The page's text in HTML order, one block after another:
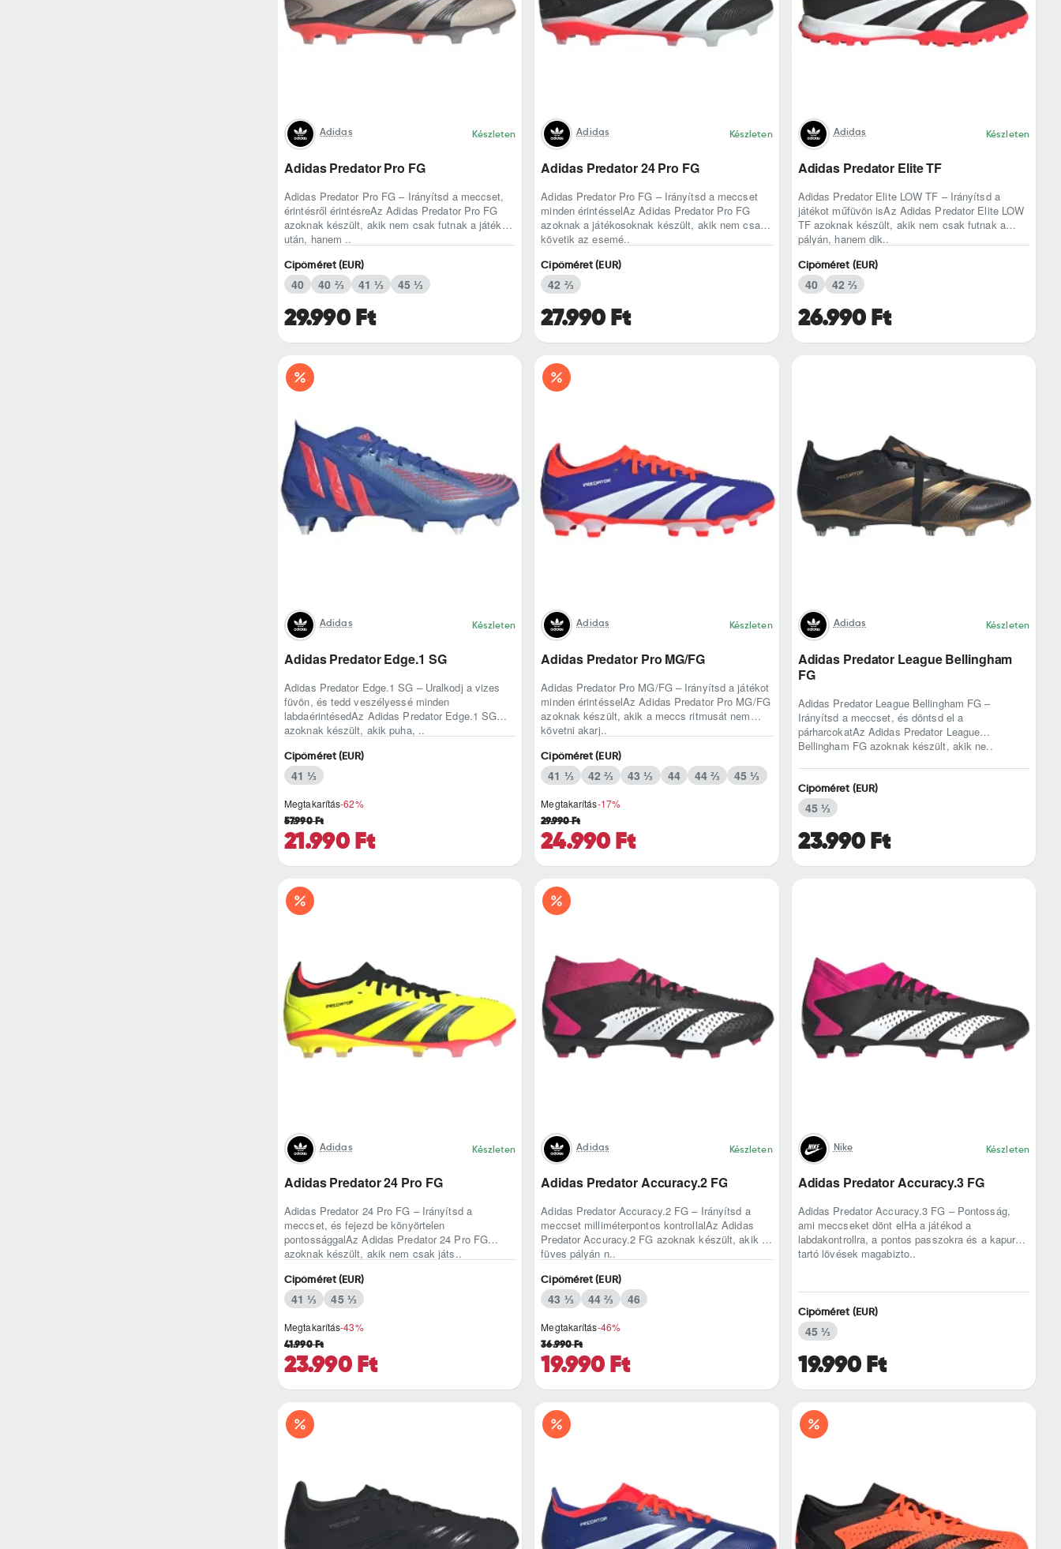
Adidas Készleten
Adidas Predator Pro FG
Adidas Predator Pro FG – Irányítsd a meccset,
érintésről érintésreAz Adidas Predator Pro FG
azoknak készült, akik nem csak futnak a játék
után, hanem ..
29.990 Ft
Cipőméret (EUR)
40 40 ⅔ 41 ⅓ 45 ⅓
Adidas Készleten
Adidas Predator 24 Pro FG
Adidas Predator Pro FG – Irányítsd a meccset
minden érintésselAz Adidas Predator Pro FG
azoknak a játékosoknak készült, akik nem csak
követik az esemé..
27.990 Ft
Cipőméret (EUR)
42 ⅔
Adidas Készleten
Adidas Predator Elite TF
Adidas Predator Elite LOW TF – Irányítsd a
játékot műfüvön isAz Adidas Predator Elite LOW
TF azoknak készült, akik nem csak futnak a
pályán, hanem dik..
26.990 Ft
Cipőméret (EUR)
40 42 ⅔
Adidas Készleten
Adidas Predator Edge.1 SG
Adidas Predator Edge.1 SG – Uralkodj a vizes
füvön, és tedd veszélyessé minden
labdaérintésedAz Adidas Predator Edge.1 SG
azoknak készült, akik puha, ..
Megtakarítás-62%
21.990 Ft
57.990 Ft
Cipőméret (EUR)
41 ⅓
Adidas Készleten
Adidas Predator Pro MG/FG
Adidas Predator Pro MG/FG – Irányítsd a játékot
minden érintésselAz Adidas Predator Pro MG/FG
azoknak készült, akik a meccs ritmusát nem
követni akarj..
Megtakarítás-17%
24.990 Ft
29.990 Ft
Cipőméret (EUR)
41 ⅓ 42 ⅔ 43 ⅓ 44 44 ⅔ 45 ⅓
Adidas Készleten
Adidas Predator League Bellingham
FG
Adidas Predator League Bellingham FG –
Irányítsd a meccset, és döntsd el a
párharcokatAz Adidas Predator League
Bellingham FG azoknak készült, akik ne..
23.990 Ft
Cipőméret (EUR)
45 ⅓
Adidas Készleten
Adidas Predator 24 Pro FG
Adidas Predator 24 Pro FG – Irányítsd a
meccset, és fejezd be könyörtelen
pontossággalAz Adidas Predator 24 Pro FG
azoknak készült, akik nem csak játs..
Megtakarítás-43%
23.990 Ft
41.990 Ft
Cipőméret (EUR)
41 ⅓ 45 ⅓
Adidas Készleten
Adidas Predator Accuracy.2 FG
Adidas Predator Accuracy.2 FG – Irányítsd a
meccset milliméterpontos kontrollalAz Adidas
Predator Accuracy.2 FG azoknak készült, akik a
füves pályán n..
Megtakarítás-46%
19.990 Ft
36.990 Ft
Cipőméret (EUR)
43 ⅓ 44 ⅔ 46
Nike Készleten
Adidas Predator Accuracy.3 FG
Adidas Predator Accuracy.3 FG – Pontosság,
ami meccseket dönt elHa a játékod a
labdakontrollra, a pontos passzokra és a kapura
tartó lövések magabizto..
19.990 Ft
Cipőméret (EUR)
45 ⅓